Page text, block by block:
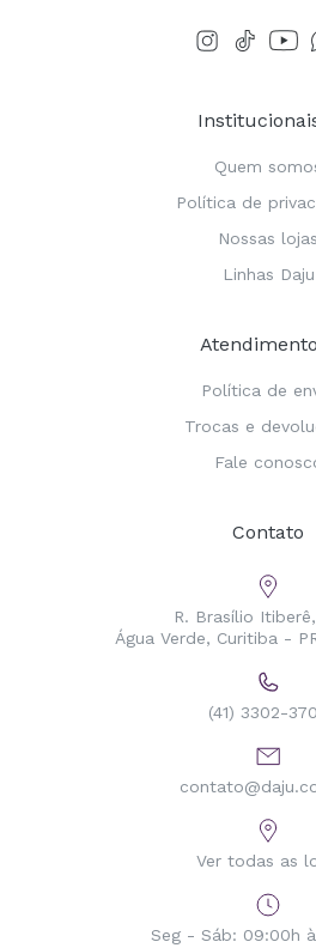
Quem
Política de
Nossas lojas
Linhas Daju
Atendimento
Política de
Trocas e
Fale
Contato
R. Brasílio
Água Verde, Curitiba -
(41) 3302-
Ver todas as
Seg - Sáb: 09:00h